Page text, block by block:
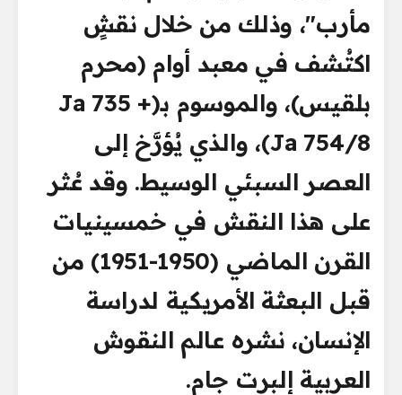
مأرب"، وذلك من خلال نقشٍ
اكتُشف في معبد أوام (محرم
بلقيس)، والموسوم بـ(Ja 735 +
Ja 754/8)، والذي يُؤرَّخ إلى
العصر السبئي الوسيط. وقد عُثر
على هذا النقش في خمسينيات
القرن الماضي (1950-1951) من
قبل البعثة الأمريكية لدراسة
الإنسان، نشره عالم النقوش
العربية إلبرت جام.